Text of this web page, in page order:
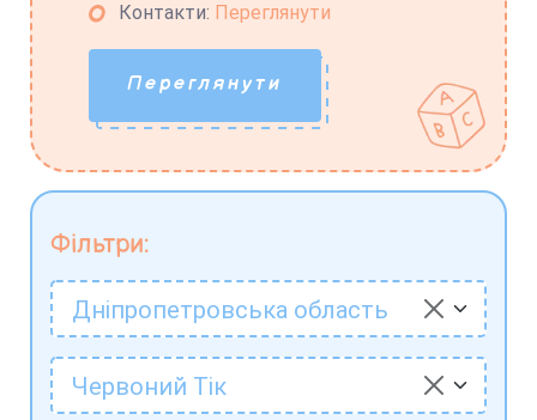
Фільтри:
Дніпропетровська область
Червоний Тік
Контакти: Переглянути
Переглянути